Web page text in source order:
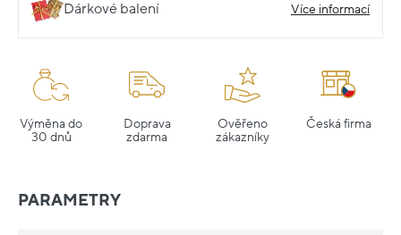
Dárkové balení Více informací
Výměna do
30 dnů
Doprava
zdarma
Ověřeno
zákazníky
Česká firma
PARAMETRY